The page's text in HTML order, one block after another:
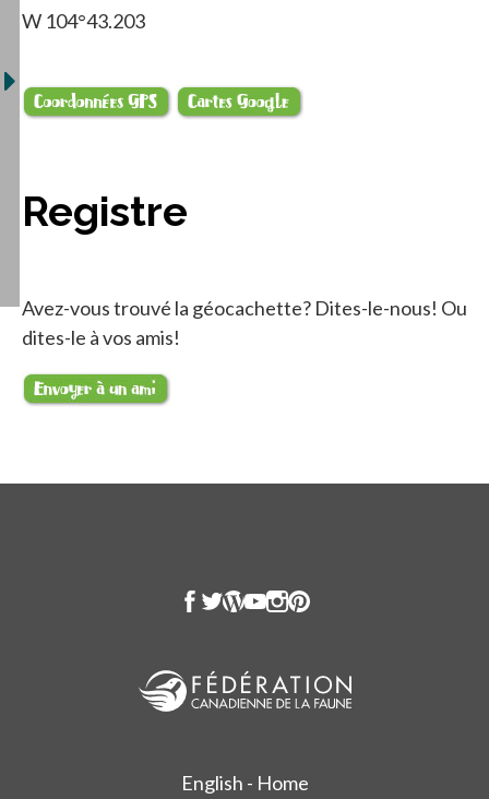
W 104°43.203
s’ouvre dans un nouvel onglet
Registre
Avez-vous trouvé la géocachette? Dites-le-nous! Ou
dites-le à vos amis!
English - Home